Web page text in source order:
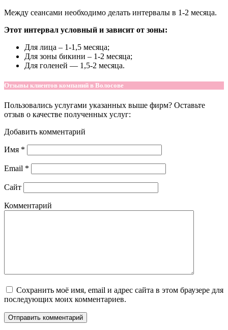
Между сеансами необходимо делать интервалы в 1-2 месяца.
Этот интервал условный и зависит от зоны:
Для лица – 1-1,5 месяца;
Для зоны бикини – 1-2 месяца;
Для голеней — 1,5-2 месяца.
Отзывы клиентов компаний в Волосове
Пользовались услугами указанных выше фирм? Оставьте
отзыв о качестве полученных услуг:
Добавить комментарий
Имя *
Email *
Сайт
Комментарий
Сохранить моё имя, email и адрес сайта в этом браузере для
последующих моих комментариев.